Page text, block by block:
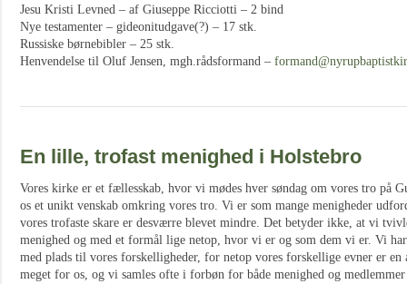
Jesu Kristi Levned – af Giuseppe Ricciotti – 2 bind
Nye testamenter – gideonitudgave(?) – 17 stk.
Russiske børnebibler – 25 stk.
Henvendelse til Oluf Jensen, mgh.rådsformand –
En lille, trofast menighed i Holstebro
Vores kirke er et fællesskab, hvor vi mødes hver søndag om vores tro på
os et unikt venskab omkring vores tro. Vi er som mange menigheder
vores trofaste skare er desværre blevet mindre. Det betyder ikke, at vi
menighed og med et formål lige netop, hvor vi er og som dem vi er. Vi
med plads til vores forskelligheder, for netop vores forskellige evner er en
meget for os, og vi samles ofte i forbøn for både menighed og